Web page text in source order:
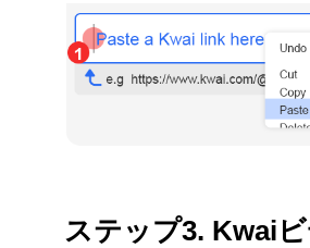
ステップ3. Kwai